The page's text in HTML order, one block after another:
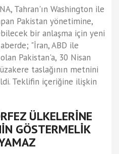
Tahran'ın Washington ile
Pakistan yönetimine,
bir anlaşma için yeni
"İran, ABD ile
Pakistan'a, 30 Nisan
taslağının metnini
Teklifin içeriğine ilişkin
ÜLKELERİNE
GÖSTERMELİK